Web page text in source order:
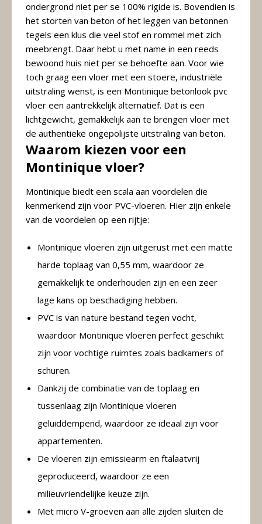
ondergrond niet per se 100% rigide is. Bovendien is
het storten van beton of het leggen van betonnen
tegels een klus die veel stof en rommel met zich
meebrengt. Daar hebt u met name in een reeds
bewoond huis niet per se behoefte aan. Voor wie
toch graag een vloer met een stoere, industriële
uitstraling wenst, is een Montinique betonlook pvc
vloer een aantrekkelijk alternatief. Dat is een
lichtgewicht, gemakkelijk aan te brengen vloer met
de authentieke ongepolijste uitstraling van beton.
Waarom kiezen voor een
Montinique vloer?
Montinique biedt een scala aan voordelen die
kenmerkend zijn voor PVC-vloeren. Hier zijn enkele
van de voordelen op een rijtje:
Montinique vloeren zijn uitgerust met een matte
harde toplaag van 0,55 mm, waardoor ze
gemakkelijk te onderhouden zijn en een zeer
lage kans op beschadiging hebben.
PVC is van nature bestand tegen vocht,
waardoor Montinique vloeren perfect geschikt
zijn voor vochtige ruimtes zoals badkamers of
schuren.
Dankzij de combinatie van de toplaag en
tussenlaag zijn Montinique vloeren
geluiddempend, waardoor ze ideaal zijn voor
appartementen.
De vloeren zijn emissiearm en ftalaatvrij
geproduceerd, waardoor ze een
milieuvriendelijke keuze zijn.
Met micro V-groeven aan alle zijden sluiten de